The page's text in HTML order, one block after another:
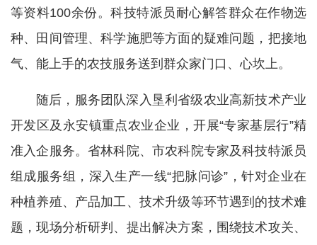
等资料100余份。科技特派员耐心解答群众在作物选
种、田间管理、科学施肥等方面的疑难问题，把接地
气、能上手的农技服务送到群众家门口、心坎上。
随后，服务团队深入垦利省级农业高新技术产业
开发区及永安镇重点农业企业，开展“专家基层行”精
准入企服务。省林科院、市农科院专家及科技特派员
组成服务组，深入生产一线“把脉问诊”，针对企业在
种植养殖、产品加工、技术升级等环节遇到的技术难
题，现场分析研判、提出解决方案，围绕技术攻关、